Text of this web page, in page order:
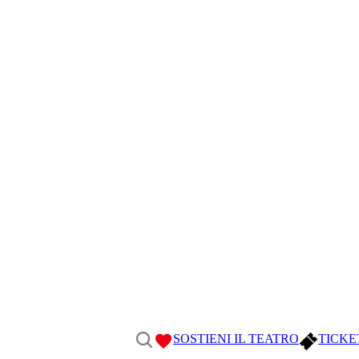
SOSTIENI IL TEATRO